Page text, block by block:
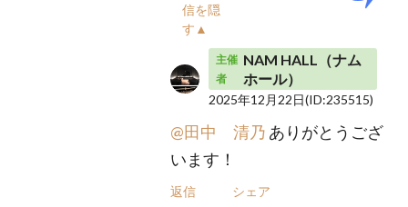
信を隠
す▲
主催
者
NAM HALL（ナム
ホール）
2025年12月22日(ID:235515)
@田中 清乃 ありがとうござ
います！
返信 シェア